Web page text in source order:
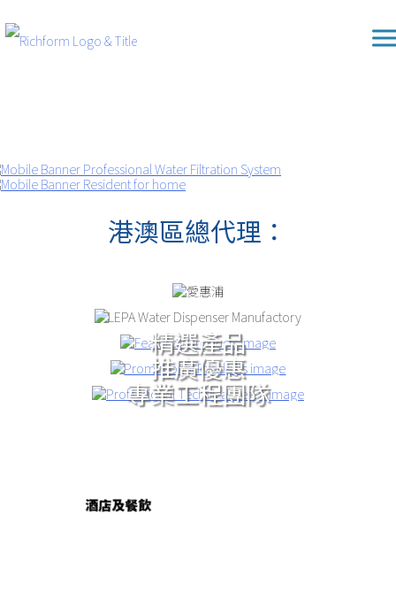
to
content
港澳區總代理：
精選產品
推廣優惠
專業工程團隊
酒店及餐飲